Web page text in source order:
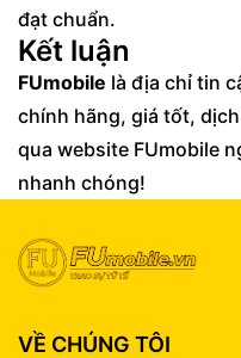
đạt chuẩn.
Kết luận
FUmobile là địa chỉ tin
chính hãng, giá tốt,
qua website FUmobile
nhanh chóng!
VỀ CHÚNG TÔI